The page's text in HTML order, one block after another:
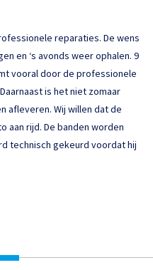
reparaties. De wens
en ‘s avonds weer ophalen. 9
vooral door de professionele
is het niet zomaar
afleveren. Wij willen dat de
aan rijd. De banden worden
technisch gekeurd voordat hij